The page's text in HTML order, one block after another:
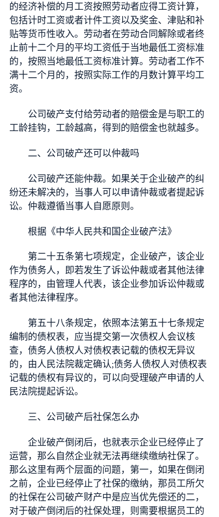
的经济补偿的月工资按照劳动者应得工资计算，
包括计时工资或者计件工资以及奖金、津贴和补
贴等货币性收入。劳动者在劳动合同解除或者终
止前十二个月的平均工资低于当地最低工资标准
的，按照当地最低工资标准计算。劳动者工作不
满十二个月的，按照实际工作的月数计算平均工
资。
公司破产支付给劳动者的赔偿金是与职工的
工龄挂钩，工龄越高，得到的赔偿金也就越多。
二、公司破产还可以仲裁吗
公司破产还能仲裁。如果关于企业破产的纠
纷还未解决的，当事人可以申请仲裁或者提起诉
讼。仲裁遵循当事人自愿原则。
根据《中华人民共和国企业破产法》
第二十五条第七项规定，企业破产，该企业
作为债务人，即若发生了诉讼仲裁或者其他法律
程序的，由管理人代表，该企业参加诉讼仲裁或
者其他法律程序。
第五十八条规定，依照本法第五十七条规定
编制的债权表，应当提交第一次债权人会议核
查，债务人债权人对债权表记载的债权无异议
的，由人民法院裁定确认;债务人债权人对债权表
记载的债权有异议的，可以向受理破产申请的人
民法院提起诉讼。
三、公司破产后社保怎么办
企业破产倒闭后，也就表示企业已经停止了
运营，那么自然企业就无法再继续缴纳社保了。
那么这里有两个层面的问题，第一，如果在倒闭
之前，企业已经停止了社保的缴纳，那员工所欠
的社保在公司破产财产中是应当优先偿还的二，
对于破产倒闭后的社保处理，则需要根据员工的